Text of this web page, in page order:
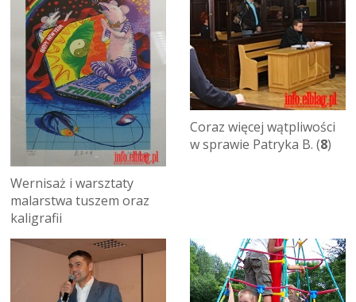
Wernisaż i warsztaty
malarstwa tuszem oraz
kaligrafii
Coraz więcej wątpliwości
w sprawie Patryka B. (8)